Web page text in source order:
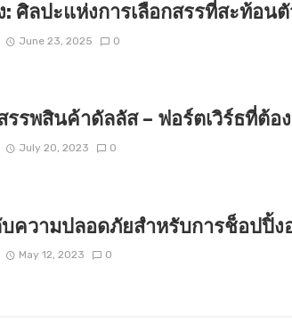
ศิลปะแห่งการเลือกสรรที่สะท้อน
June 23, 2025 0
รรพสินค้าดัลลัส – ฟอร์ตเวิร์ธที่ต้อ
July 20, 2023 0
บความปลอดภัยสำหรับการช็อปปิ้ง
May 12, 2023 0